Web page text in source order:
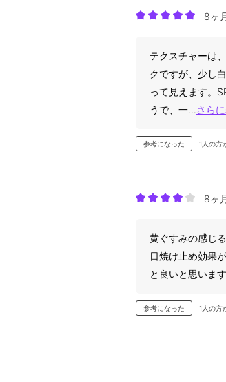
8ヶ
テクスチャーは
クですが、少し
って見えます。
うで、一... さら
参考になった 1人の方
8ヶ
黄ぐすみの感じ
日焼け止め効果
と良いと思います
参考になった 1人の方